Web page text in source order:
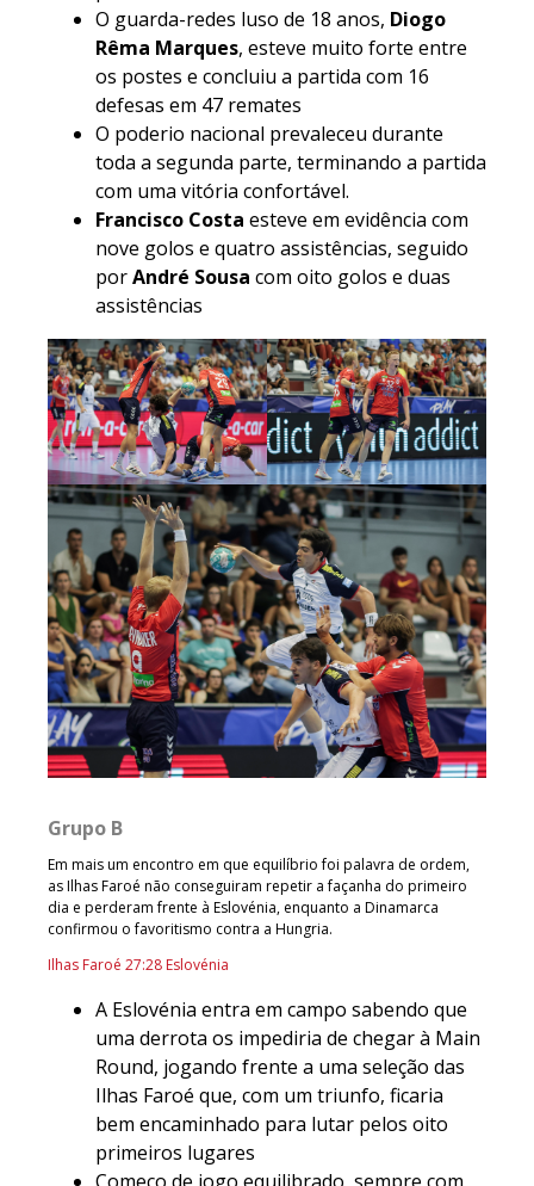
O guarda-redes luso de 18 anos, Diogo
Rêma Marques, esteve muito forte entre
os postes e concluiu a partida com 16
defesas em 47 remates
O poderio nacional prevaleceu durante
toda a segunda parte, terminando a partida
com uma vitória confortável.
Francisco Costa esteve em evidência com
nove golos e quatro assistências, seguido
porAndré Sousa com oito golos e duas
assistências
Grupo B
Em mais um encontro em que equilíbrio foi palavra de ordem,
as Ilhas Faroé não conseguiram repetir a façanha do primeiro
dia e perderam frente à Eslovénia, enquanto a Dinamarca
confirmou o favoritismo contra a Hungria.
Ilhas Faroé 27:28 Eslovénia
A Eslovénia entra em campo sabendo que
uma derrota os impediria de chegar à Main
Round, jogando frente a uma seleção das
Ilhas Faroé que, com um triunfo, ficaria
bem encaminhado para lutar pelos oito
primeiros lugares
Começo de jogo equilibrado, sempre com